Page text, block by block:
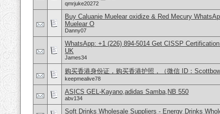
qmrjuke20272
Buy Caluanie Muelear oxidize & Red Mecury
Muelear O
Danny07
WhatsApp: +1 (226) 894-5014​ Get CISSP
UK
James34
购买香港身份证，购买香港护照，（微信 ID：
keepmealive78
ASICS GEL-Kayano,adidas Samba,NB 550
abv134
Soft Drinks Wholesale Suppliers - Energy Drinks